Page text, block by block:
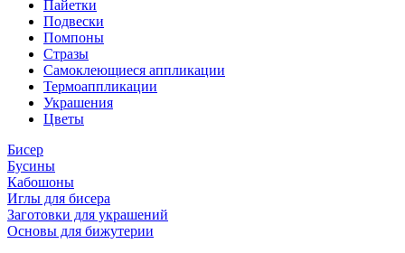
Пайетки
Подвески
Помпоны
Стразы
Самоклеющиеся аппликации
Термоаппликации
Украшения
Цветы
Бисер
Бусины
Кабошоны
Иглы для бисера
Заготовки для украшений
Основы для бижутерии